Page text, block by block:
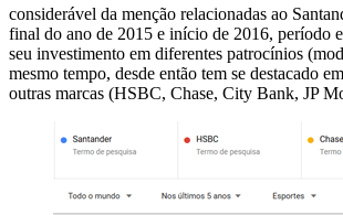
considerável da menção relacionadas ao
final do ano de 2015 e início de 2016, período
seu investimento em diferentes patrocínios
mesmo tempo, desde então tem se destacado
outras marcas (HSBC, Chase, City Bank, JP